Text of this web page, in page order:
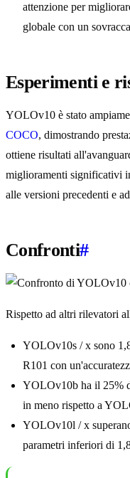
attenzione per
globale con un
Esperimenti e
YOLOv10 è stato
COCO, dimostrando
ottiene risultati
miglioramenti significativi
alle versioni precedenti e
Confronti#
Rispetto ad altri rilevatori
YOLOv10s / x sono
R101 con
YOLOv10b ha il 25%
in meno rispetto a
YOLOv10l / x
parametri inferiori di